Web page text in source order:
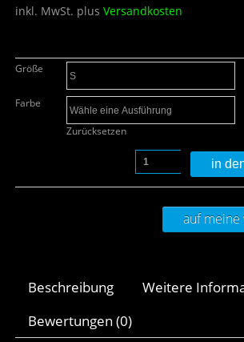
inkl. MwSt. plus Versandkosten
Größe
Farbe
Zurücksetzen
in
auf meine
Beschreibung
Weitere
Bewertungen (0)